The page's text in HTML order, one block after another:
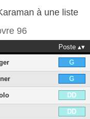
à une liste
96
Poste
G
G
DD
DD